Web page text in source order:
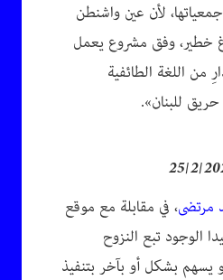
لأن عين واشنطن
خطير، وفق مشروع يعمل
من اللغة الطائفية
حريق للبنان».
25/2/
مرتضى، في مقابلة مع موقع
إن «هيدا الوجود تبع النزوح
يسهم بشكل أو بآخر بتنفيذ